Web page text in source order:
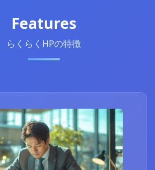
Features
らくらくHPの特徴